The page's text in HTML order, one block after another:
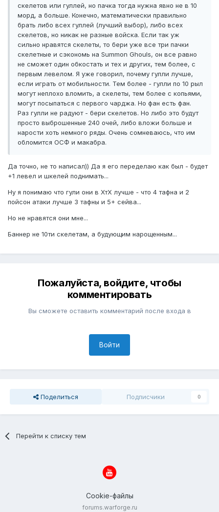
скелетов или гуллей, но пачка тогда нужна явно не в 10
морд, а больше. Конечно, математически правильно
брать либо всех гуллей (лучший выбор), либо всех
скелетов, но никак не разные войска. Если так уж
сильно нравятся скелеты, то бери уже все три пачки
скелетные и сэкономь на Summon Ghouls, он все равно
не сможет один обкостать и тех и других, тем более, с
первым левелом. Я уже говорил, почему гулли лучше,
если играть от мобильности. Тем более - гулли по 10 рыл
могут неплохо вломить, а скелеты, тем более с копьями,
могут посыпаться с первого чарджа. Но фан есть фан.
Раз гулли не радуют - бери скелетов. Но либо это будут
просто выброшенные 240 очей, либо вложи больше и
нарости хоть немного ряды. Очень сомневаюсь, что им
обломится ОСФ и макабра.
Да точно, не то написал)) Да я его переделаю как был - будет
+1 левел и шкелей поднимать...
Ну я понимаю что гули они в ХтХ лучше - что 4 тафна и 2
пойсон атаки лучше 3 тафны и 5+ сейва...
Но не нравятся они мне...
Баннер не 10ти скелетам, а будующим нарощенным...
Пожалуйста, войдите, чтобы
комментировать
Вы сможете оставить комментарий после входа в
Войти
Поделиться Подписчики 0
Перейти к списку тем
Cookie-файлы
forums.warforge.ru